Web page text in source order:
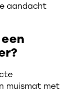
aandacht
muismat met